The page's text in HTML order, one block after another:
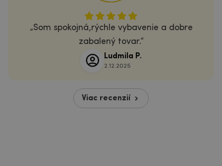
Som spokojná,rýchle vybavenie a dobre
zabalený tovar.
Ludmila P.
2.12.2025
Viac recenzií